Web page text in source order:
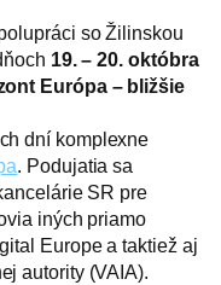
so Žilinskou
19. – 20. októbra
Európa – bližšie
dní komplexne
. Podujatia sa
SR pre
iných priamo
Europe a taktiež aj
autority (VAIA).